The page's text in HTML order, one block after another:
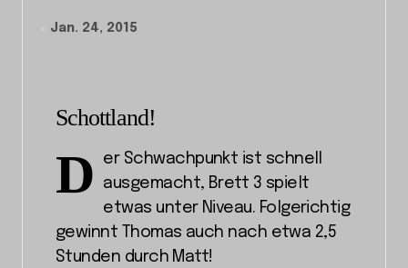
Jan. 24, 2015
Schottland!
D
er Schwachpunkt ist schnell
ausgemacht, Brett 3 spielt
etwas unter Niveau. Folgerichtig
gewinnt Thomas auch nach etwa 2,5
Stunden durch Matt!